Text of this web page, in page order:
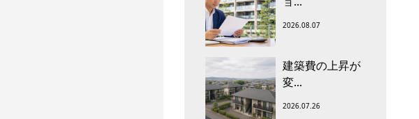
2026.08.07
建築費の上昇が
変...
2026.07.26